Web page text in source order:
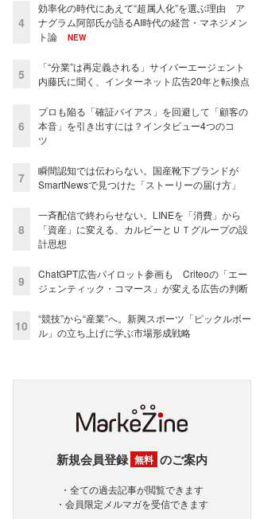
4
効率化の時代にあえて“超属人化”を選ぶ理由 ア
ナグラム阿部氏が語るAI時代の経営・マネジメン
ト論
NEW
5
「“分業”は再定義される」サイバーエージェント
内藤氏に聞く、インターネット広告20年と転換点
6
プロも陥る「確証バイアス」を回避して「顧客の
本音」を引き出すには？インタビュー4つのコ
ツ
7
瞬間認知では伝わらない。国産靴下ブランドが
SmartNewsで見つけた「ストーリーの届け方」
8
一斉配信で終わらせない。LINEを「消費」から
「資産」に変える、カルビーとＵＴグループの設
計思想
9
ChatGPT広告パイロット参画も Criteoの「エー
ジェンティック・コマース」が変える広告の判断
10
“競技”から“産業”へ。新興スポーツ「ピックルボー
ル」の立ち上げに学ぶ市場形成戦略
新規会員登録 無料 のご案内
・全ての過去記事が閲覧できます
・会員限定メルマガを受信できます